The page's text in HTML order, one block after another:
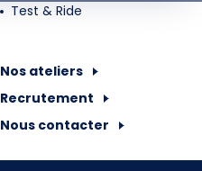
Test & Ride
Nos ateliers
Recrutement
Nous contacter